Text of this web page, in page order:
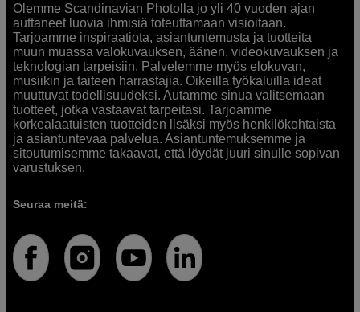
Olemme Scandinavian Photolla jo yli 40 vuoden ajan
auttaneet luovia ihmisiä toteuttamaan visioitaan.
Tarjoamme inspiraatiota, asiantuntemusta ja tuotteita
muun muassa valokuvauksen, äänen, videokuvauksen ja
teknologian tarpeisiin. Palvelemme myös elokuvan,
musiikin ja taiteen harrastajia. Oikeilla työkaluilla ideat
muuttuvat todellisuudeksi. Autamme sinua valitsemaan
tuotteet, jotka vastaavat tarpeitasi. Tarjoamme
korkealaatuisten tuotteiden lisäksi myös henkilökohtaista
ja asiantuntevaa palvelua. Asiantuntemuksemme ja
sitoutumisemme takaavat, että löydät juuri sinulle sopivan
varustuksen.
Seuraa meitä: